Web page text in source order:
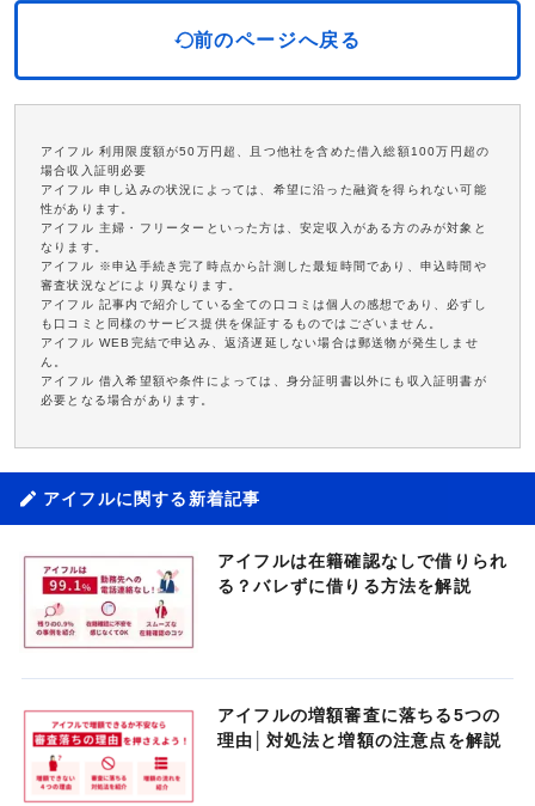
前のページへ戻る
アイフル 利用限度額が50万円超、且つ他社を含めた借入総額100万円超の
場合収入証明必要
アイフル 申し込みの状況によっては、希望に沿った融資を得られない可能
性があります。
アイフル 主婦・フリーターといった方は、安定収入がある方のみが対象と
なります。
アイフル ※申込手続き完了時点から計測した最短時間であり、申込時間や
審査状況などにより異なります。
アイフル 記事内で紹介している全ての口コミは個人の感想であり、必ずし
も口コミと同様のサービス提供を保証するものではございません。
アイフル WEB完結で申込み、返済遅延しない場合は郵送物が発生しませ
ん。
アイフル 借入希望額や条件によっては、身分証明書以外にも収入証明書が
必要となる場合があります。
アイフルに関する新着記事
アイフルは在籍確認なしで借りられ
る？バレずに借りる方法を解説
アイフルの増額審査に落ちる5つの
理由│対処法と増額の注意点を解説